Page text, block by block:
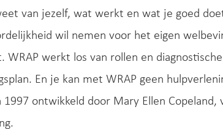
van jezelf, wat werkt en wat je goed
wil nemen voor het eigen
WRAP werkt los van rollen en
En je kan met WRAP geen
1997 ontwikkeld door Mary Ellen